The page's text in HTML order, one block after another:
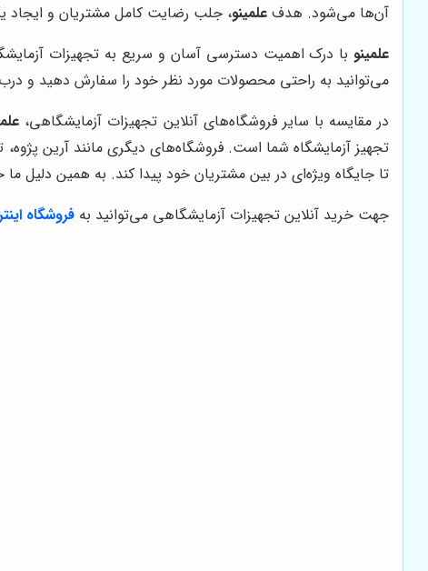
آن‌ها می‌شود. هدف علمینو، جلب رضایت کامل مشتریان و ایجاد
علمینوبا درک اهمیت دسترسی آسان و سریع به تجهیزات
می‌توانید به راحتی محصولات مورد نظر خود را سفارش دهید و
در مقایسه با سایر فروشگاه‌های آنلاین تجهیزات آزمایشگاهی،
تجهیز آزمایشگاه شما است. فروشگاه‌های دیگری مانند آرین پژوه،
تا جایگاه ویژه‌ای در بین مشتریان خود پیدا کند. به همین دلیل ما
جهت خرید آنلاین تجهیزات آزمایشگاهی می‌توانید به فروشگاه